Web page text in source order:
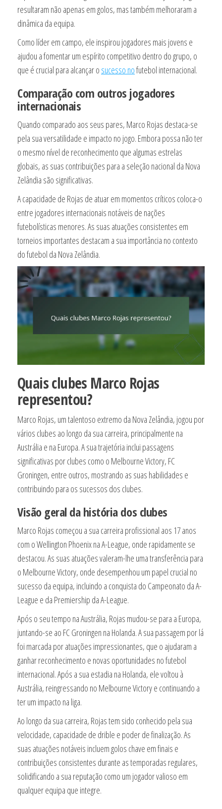
resultaram não apenas em golos, mas também melhoraram a
dinâmica da equipa.
Como líder em campo, ele inspirou jogadores mais jovens e
ajudou a fomentar um espírito competitivo dentro do grupo, o
que é crucial para alcançar o sucesso nofutebol internacional.
Comparação com outros jogadores
internacionais
Quando comparado aos seus pares, Marco Rojas destaca-se
pela sua versatilidade e impacto no jogo. Embora possa não ter
o mesmo nível de reconhecimento que algumas estrelas
globais, as suas contribuições para a seleção nacional da Nova
Zelândia são significativas.
A capacidade de Rojas de atuar em momentos críticos coloca-o
entre jogadores internacionais notáveis de nações
futebolísticas menores. As suas atuações consistentes em
torneios importantes destacam a sua importância no contexto
do futebol da Nova Zelândia.
Quais clubes Marco Rojas
representou?
Marco Rojas, um talentoso extremo da Nova Zelândia, jogou por
vários clubes ao longo da sua carreira, principalmente na
Austrália e na Europa. A sua trajetória inclui passagens
significativas por clubes como o Melbourne Victory, FC
Groningen, entre outros, mostrando as suas habilidades e
contribuindo para os sucessos dos clubes.
Visão geral da história dos clubes
Marco Rojas começou a sua carreira profissional aos 17 anos
com o Wellington Phoenix na A-League, onde rapidamente se
destacou. As suas atuações valeram-lhe uma transferência para
o Melbourne Victory, onde desempenhou um papel crucial no
sucesso da equipa, incluindo a conquista do Campeonato da A-
League e da Premiership da A-League.
Após o seu tempo na Austrália, Rojas mudou-se para a Europa,
juntando-se ao FC Groningen na Holanda. A sua passagem por lá
foi marcada por atuações impressionantes, que o ajudaram a
ganhar reconhecimento e novas oportunidades no futebol
internacional. Após a sua estadia na Holanda, ele voltou à
Austrália, reingressando no Melbourne Victory e continuando a
ter um impacto na liga.
Ao longo da sua carreira, Rojas tem sido conhecido pela sua
velocidade, capacidade de drible e poder de finalização. As
suas atuações notáveis incluem golos chave em finais e
contribuições consistentes durante as temporadas regulares,
solidificando a sua reputação como um jogador valioso em
qualquer equipa que integre.